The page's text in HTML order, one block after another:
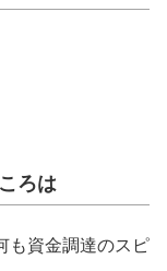
ろは
も資金調達のスピ